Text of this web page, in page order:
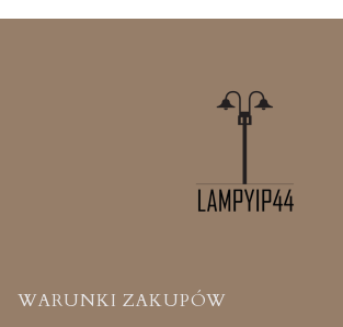
Linki w stopce
WARUNKI ZAKUPÓW